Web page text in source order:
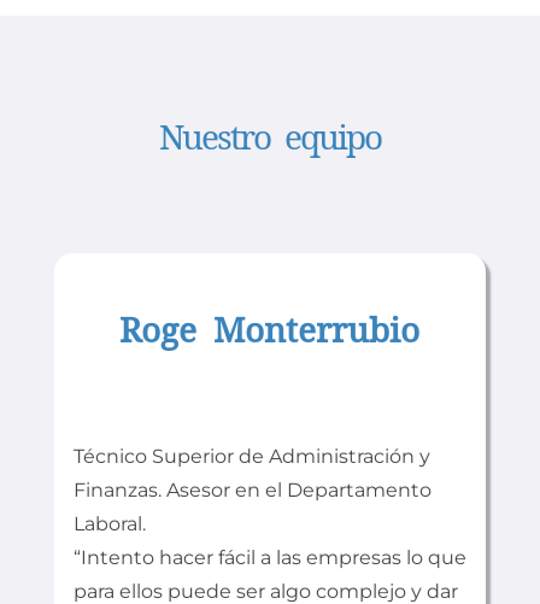
Nuestro equipo
Roge Monterrubio
Técnico Superior de Administración y
Finanzas. Asesor en el Departamento
Laboral.
“Intento hacer fácil a las empresas lo que
para ellos puede ser algo complejo y dar